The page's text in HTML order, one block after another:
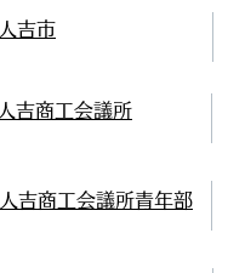
人吉市
人吉商工会議所
人吉商工会議所青年部